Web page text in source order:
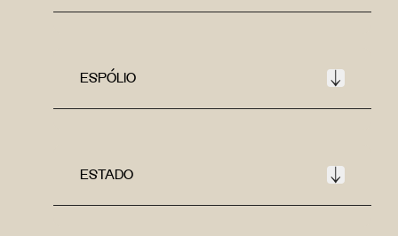
ESPÓLIO
ESTADO